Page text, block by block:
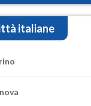
italiane